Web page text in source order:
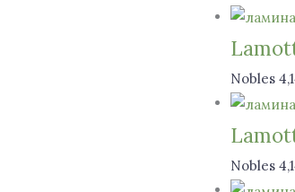
Nobles
Nobles